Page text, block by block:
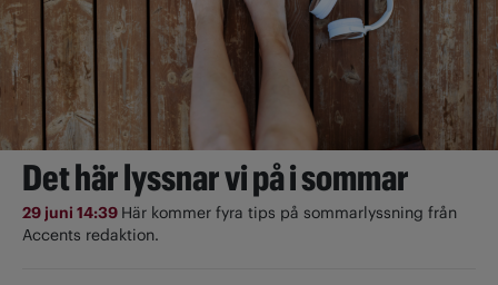
Det här lyssnar vi på i sommar
29 juni 14:39 Här kommer fyra tips på sommarlyssning från
Accents redaktion.